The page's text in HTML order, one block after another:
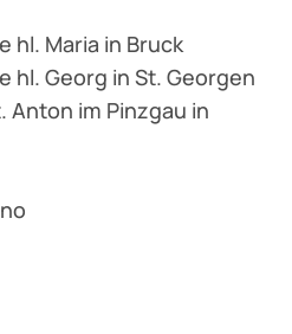
hl. Maria in Bruck
hl. Georg in St. Georgen
Anton im Pinzgau in